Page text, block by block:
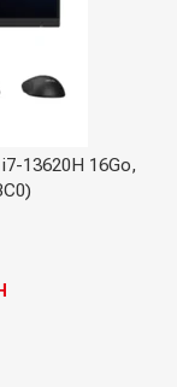
13620H 16Go,